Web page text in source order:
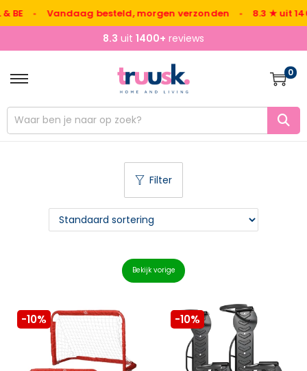
• Vandaag besteld, morgen verzonden • 8.3 ★ uit 1400+
8.3 uit 1400+ reviews
0
Bekijk vorige
Filter
-10% -10%